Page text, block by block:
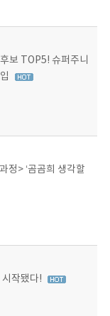
보 TOP5! 슈퍼주니
정> ‘곰곰희 생각할
작됐다!